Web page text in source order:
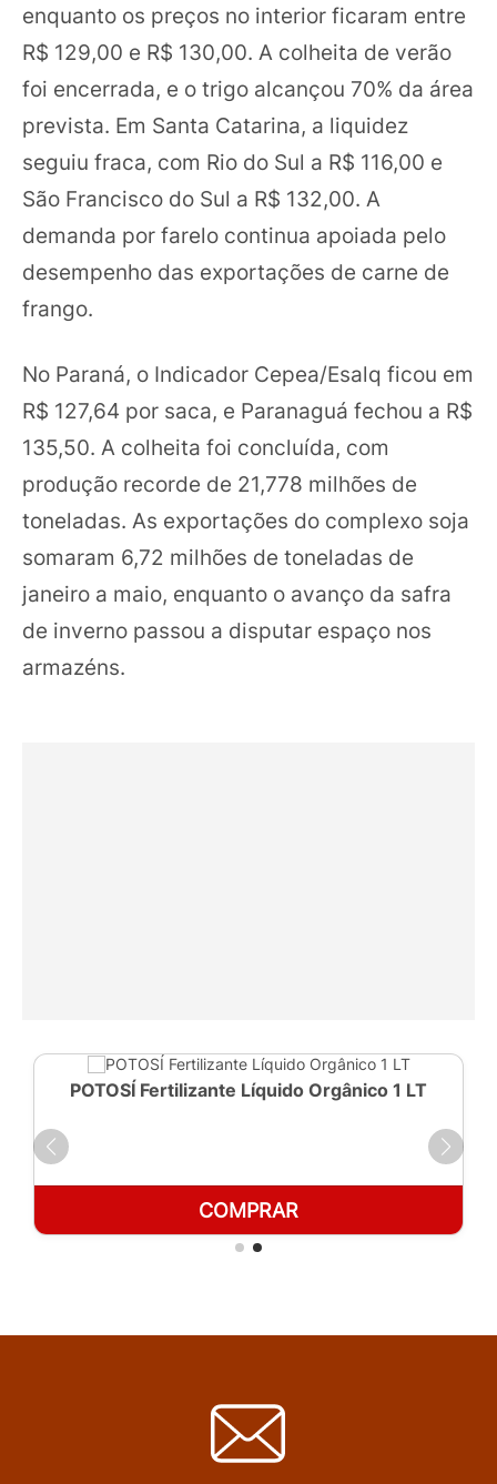
enquanto os preços no interior ficaram entre
R$ 129,00 e R$ 130,00. A colheita de verão
foi encerrada, e o trigo alcançou 70% da área
prevista. Em Santa Catarina, a liquidez
seguiu fraca, com Rio do Sul a R$ 116,00 e
São Francisco do Sul a R$ 132,00. A
demanda por farelo continua apoiada pelo
desempenho das exportações de carne de
frango.
No Paraná, o Indicador Cepea/Esalq ficou em
R$ 127,64 por saca, e Paranaguá fechou a R$
135,50. A colheita foi concluída, com
produção recorde de 21,778 milhões de
toneladas. As exportações do complexo soja
somaram 6,72 milhões de toneladas de
janeiro a maio, enquanto o avanço da safra
de inverno passou a disputar espaço nos
armazéns.
POTOSÍ Fertilizante Líquido Orgânico 1 LT
COMPRAR